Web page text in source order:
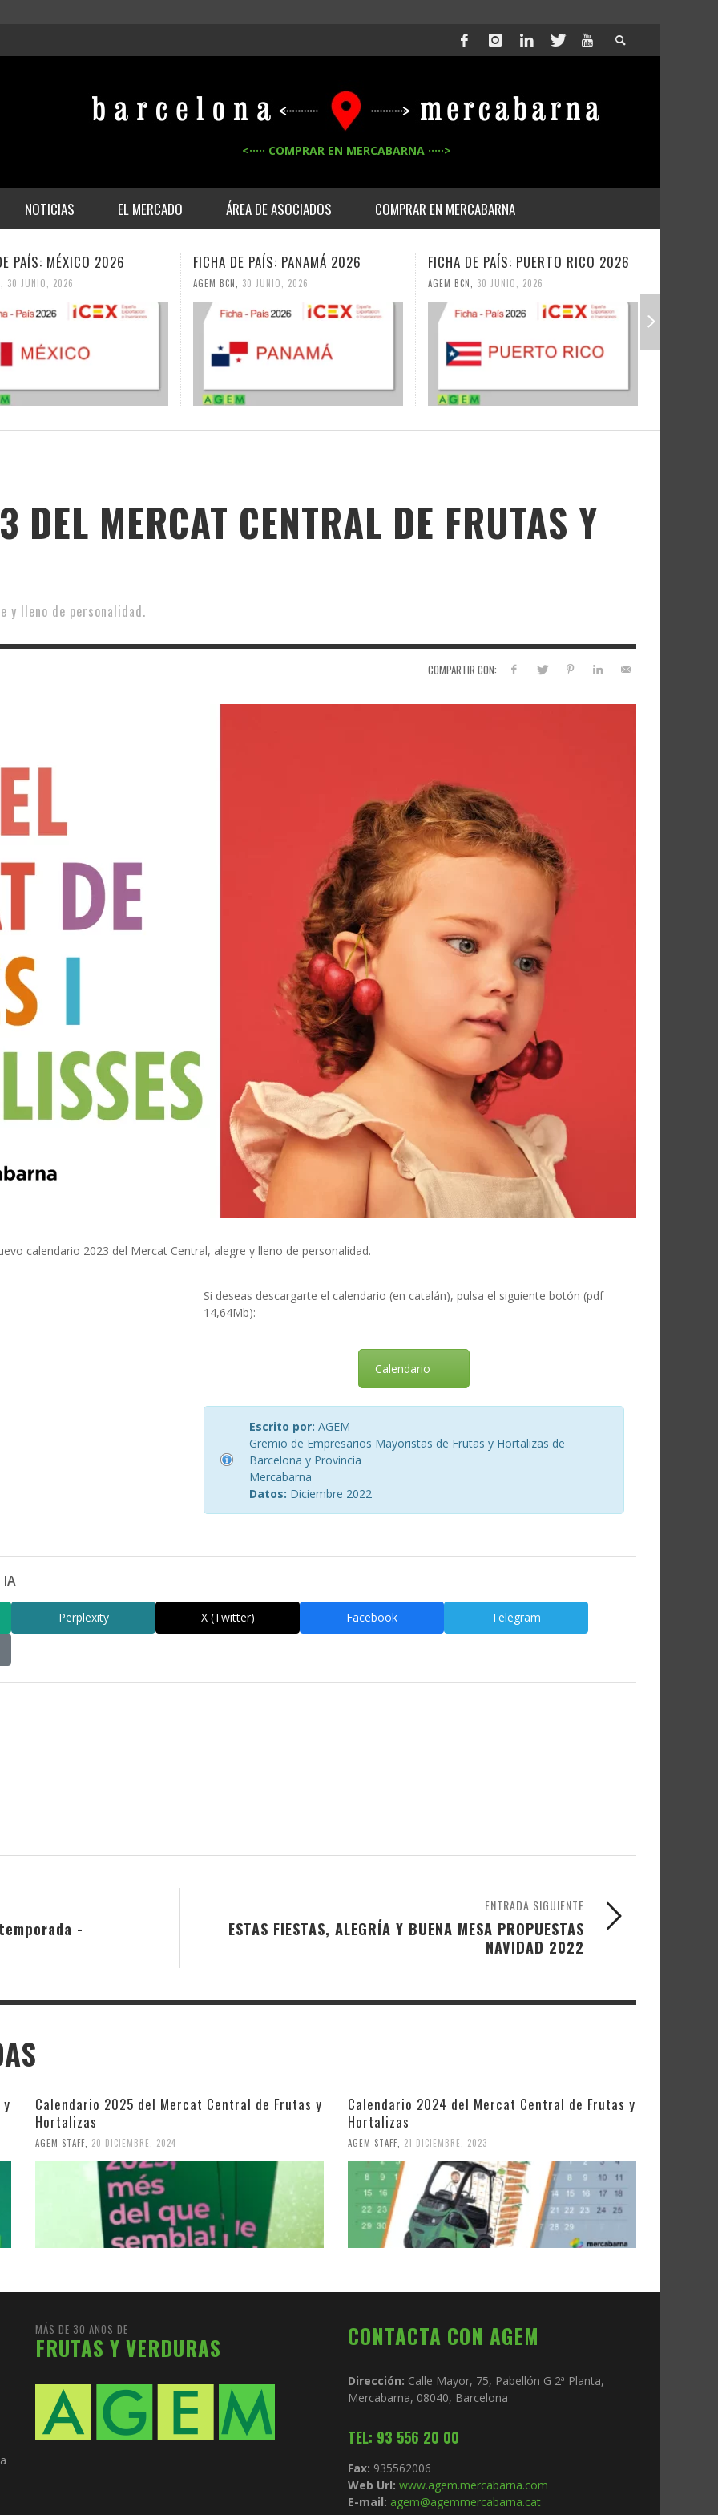
<····· COMPRAR EN MERCABARNA ·····>
NOTICIAS EL MERCADO ÁREA DE ASOCIADOS COMPRAR EN MERCABARNA
PAÍS: MÉXICO 2026
30 JUNIO, 2026
FICHA DE PAÍS: PANAMÁ 2026
AGEM BCN, 30 JUNIO, 2026
FICHA DE PAÍS: PUERTO RICO 2026
AGEM BCN, 30 JUNIO, 2026
MERCAT CENTRAL DE FRUTAS Y
y lleno de personalidad.
COMPARTIR CON:
calendario 2023 del Mercat Central, alegre y lleno de personalidad.
Si deseas descargarte el calendario (en catalán), pulsa el siguiente botón (pdf
14,64Mb):
Calendario
Escrito por: AGEM
Gremio de Empresarios Mayoristas de Frutas y Hortalizas de
Barcelona y Provincia
Mercabarna
Datos: Diciembre 2022
IA
Perplexity X (Twitter) Facebook Telegram
ENTRADA SIGUIENTE
ESTAS FIESTAS, ALEGRÍA Y BUENA MESA PROPUESTAS
NAVIDAD 2022
-
Calendario 2025 del Mercat Central de Frutas y
Hortalizas
AGEM-STAFF 20 DICIEMBRE, 2024
Calendario 2024 del Mercat Central de Frutas y
Hortalizas
AGEM-STAFF 21 DICIEMBRE, 2023
MÁS DE 30 AÑOS DE
FRUTAS Y VERDURAS CONTACTA CON AGEM
Dirección: Calle Mayor, 75, Pabellón G 2ª Planta,
Mercabarna, 08040, Barcelona
TEL: 93 556 20 00
Fax: 935562006
Web Url: www.agem.mercabarna.com
E-mail: agem@agemmercabarna.cat